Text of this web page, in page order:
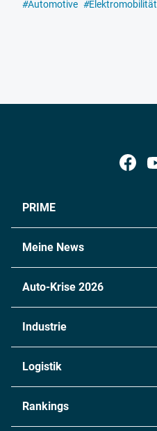
#Automotive #Elektromobilität
PRIME
Meine News
Auto-Krise 2026
Industrie
Chemie
Logistik
Rankings